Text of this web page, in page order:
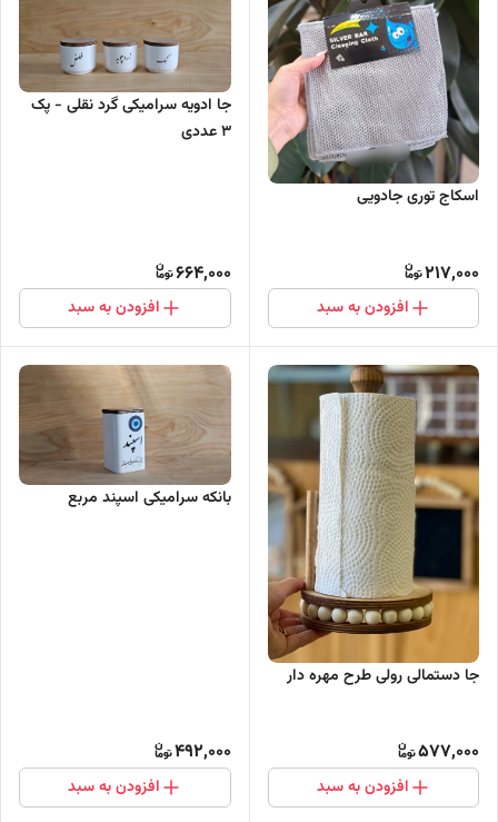
اسکاج توری جادویی
217,000
افزودن به سبد
جا ادویه سرامیکی گرد نقلی - پک
3 عددی
664,000
افزودن به سبد
جا دستمالی رولی طرح مهره دار
577,000
افزودن به سبد
بانکه سرامیکی اسپند مربع
492,000
افزودن به سبد